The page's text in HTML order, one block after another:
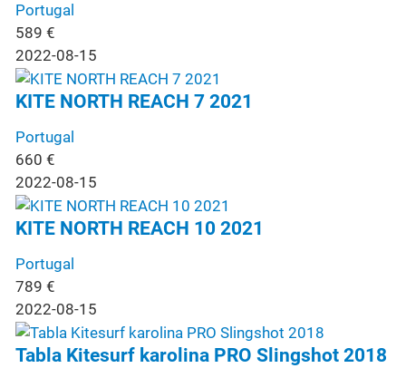
Portugal
589 €
2022-08-15
KITE NORTH REACH 7 2021
Portugal
660 €
2022-08-15
KITE NORTH REACH 10 2021
Portugal
789 €
2022-08-15
Tabla Kitesurf karolina PRO Slingshot 2018